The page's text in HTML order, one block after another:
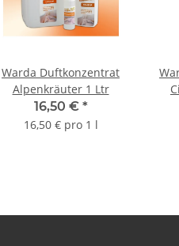
Warda Duftkonzentrat
Alpenkräuter 1 Ltr
16,50 € *
16,50 € pro 1 l